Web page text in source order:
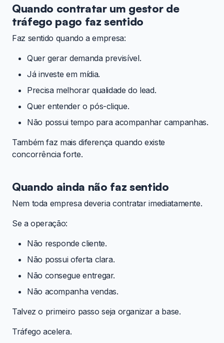
Quando contratar um gestor de
tráfego pago faz sentido
Faz sentido quando a empresa:
Quer gerar demanda previsível.
Já investe em mídia.
Precisa melhorar qualidade do lead.
Quer entender o pós-clique.
Não possui tempo para acompanhar campanhas.
Também faz mais diferença quando existe
concorrência forte.
Quando ainda não faz sentido
Nem toda empresa deveria contratar imediatamente.
Se a operação:
Não responde cliente.
Não possui oferta clara.
Não consegue entregar.
Não acompanha vendas.
Talvez o primeiro passo seja organizar a base.
Tráfego acelera.